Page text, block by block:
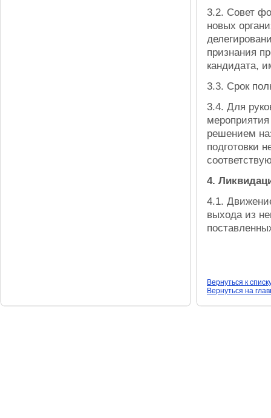
3.2. Совет
новых
признания
кандидата,
3.3. Срок
3.4. Для
решением
подготовки
4.
4.1.
выхода из
Вернуться к
Вернуться на